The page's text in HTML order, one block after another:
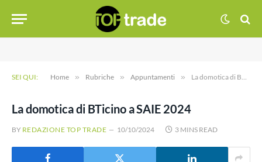
SEI QUI: Home » Rubriche » Appuntamenti » La domotica di BTicino a SAIE 2024
La domotica di BTicino a SAIE 2024
BY REDAZIONE TOP TRADE 10/10/2024 3 MINS READ